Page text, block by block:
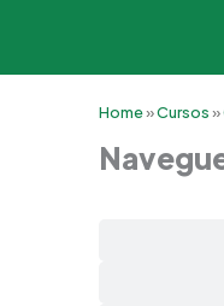
Home»Cursos»